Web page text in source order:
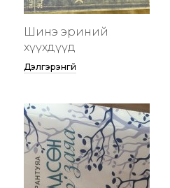
Шинэ эриний
хүүхдүүд
Дэлгэрэнгүй